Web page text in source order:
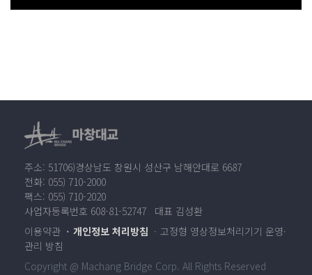
주소: 51706)경상남도 창원시 성산구 남해안대로 6687
전화: 055) 710-2000
팩스: 055) 710-2020
사업자등록번호 608-81-52747 대표 김성환
이용약관
개인정보 처리방침
고정형 영상정보처리기기 운영·
관리 방침
Copyright @ Machang Bridge Corp. All Rights Reserved